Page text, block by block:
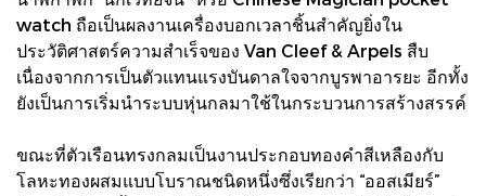
watch ถือเป็นผลงานเครื่องบอกเวลาชิ้นสำคัญยิ่งใน
ประวัติศาสตร์ความสำเร็จของ Van Cleef & Arpels สืบ
เนื่องจากการเป็นตัวแทนแรงบันดาลใจจากบูรพาอารยะ อีกทั้ง
ยังเป็นการเริ่มนำระบบหุ่นกลมาใช้ในกระบวนการสร้างสรรค์
ขณะที่ตัวเรือนทรงกลมเป็นงานประกอบทองคำสีเหลืองกับ
โลหะทองผสมแบบโบราณชนิดหนึ่งซึ่งเรียกว่า “ออสเมียร์”